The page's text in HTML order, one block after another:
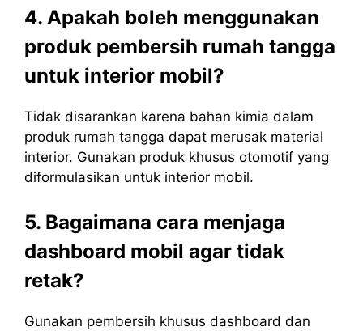
4. Apakah boleh menggunakan
produk pembersih rumah tangga
untuk interior mobil?
Tidak disarankan karena bahan kimia dalam
produk rumah tangga dapat merusak material
interior. Gunakan produk khusus otomotif yang
diformulasikan untuk interior mobil.
5. Bagaimana cara menjaga
dashboard mobil agar tidak
retak?
Gunakan pembersih khusus dashboard dan